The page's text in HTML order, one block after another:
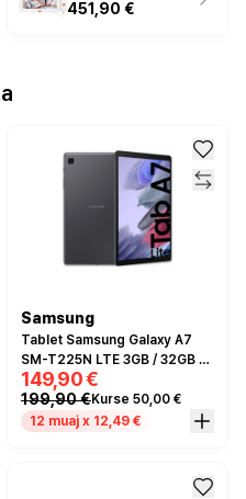
451,90 €
Samsung
Tablet Samsung Galaxy A7
SM-T225N LTE 3GB / 32GB -
Gri
149,90 €
199,90 €Kurse 50,00 €
12 muaj x 12,49 €